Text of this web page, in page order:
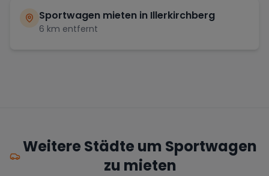
Sportwagen mieten in Illerkirchberg
6 km entfernt
Weitere Städte um Sportwagen
zu mieten